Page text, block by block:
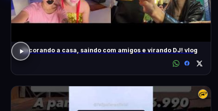
decorando a casa, saindo com amigos e virando DJ! vlog